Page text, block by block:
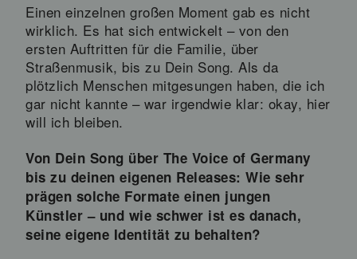
Einen einzelnen großen Moment gab es nicht
wirklich. Es hat sich entwickelt – von den
ersten Auftritten für die Familie, über
Straßenmusik, bis zu Dein Song. Als da
plötzlich Menschen mitgesungen haben, die ich
gar nicht kannte – war irgendwie klar: okay, hier
will ich bleiben.
Von Dein Song über The Voice of Germany
bis zu deinen eigenen Releases: Wie sehr
prägen solche Formate einen jungen
Künstler – und wie schwer ist es danach,
seine eigene Identität zu behalten?